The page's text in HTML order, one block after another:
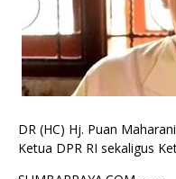
DR (HC) Hj. Puan
Ketua DPR RI sekaligus